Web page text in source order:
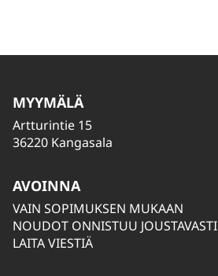
MYYMÄLÄ
Artturintie 15
36220 Kangasala
AVOINNA
VAIN SOPIMUKSEN MUKAAN
NOUDOT ONNISTUU JOUSTAVASTI
LAITA VIESTIÄ